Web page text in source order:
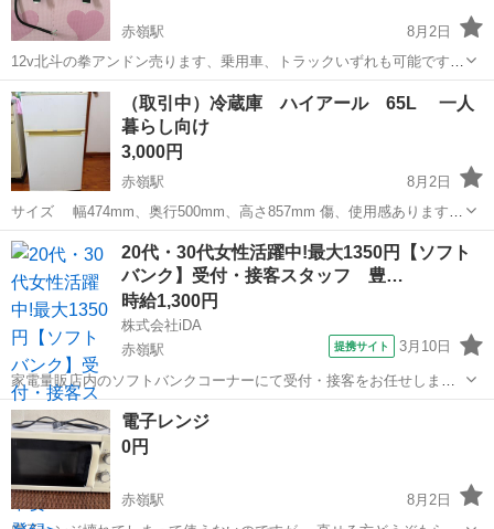
赤嶺駅
8月2日
12v北斗の拳アンドン売ります、乗用車、トラックいずれも可能です、
夜目立ちます。 パチンコのアクリル板を使用しての加工品です。
沖縄 那覇市 赤嶺駅 その他 アンドン
（取引中）冷蔵庫 ハイアール 65L 一人
暮らし向け
3,000円
赤嶺駅
8月2日
サイズ 幅474mm、奥行500mm、高さ857mm 傷、使用感あります。
使えればいいって人向けです。 アパートの４階から階段で自分で持っ
て行ける人のみ連絡ください！
沖縄 赤嶺駅 キッチン家電
20代・30代女性活躍中!最大1350円【ソフト
バンク】受付・接客スタッフ 豊…
時給1,300円
株式会社iDA
赤嶺駅
提携サイト 3月10日
家電量販店内のソフトバンクコーナーにて受付・接客をお任せしま
す。 お客様の困りごとや操作のご案内、使用用途に合ったプランをご
提案。 現代の必需品であるスマホに詳しくなれるので、ご自身の今後
の生活はもちろんお友達やご家族にも...
沖縄 那覇市 赤嶺駅
電子レンジ
0円
赤嶺駅
8月2日